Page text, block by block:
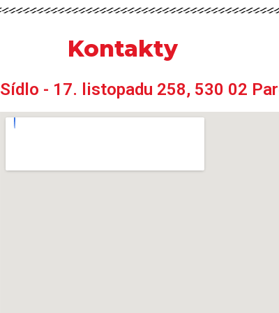
Kontakty
Sídlo - 17. listopadu 258, 530 02